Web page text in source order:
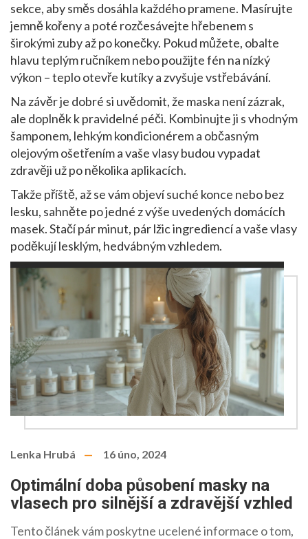
sekce, aby směs dosáhla každého pramene. Masírujte
jemně kořeny a poté rozčesávejte hřebenem s
širokými zuby až po konečky. Pokud můžete, obalte
hlavu teplým ručníkem nebo použijte fén na nízký
výkon – teplo otevře kutíky a zvyšuje vstřebávání.
Na závěr je dobré si uvědomit, že maska není zázrak,
ale doplněk k pravidelné péči. Kombinujte ji s vhodným
šamponem, lehkým kondicionérem a občasným
olejovým ošetřením a vaše vlasy budou vypadat
zdravěji už po několika aplikacích.
Takže příště, až se vám objeví suché konce nebo bez
lesku, sahněte po jedné z výše uvedených domácích
masek. Stačí pár minut, pár lžic ingrediencí a vaše vlasy
poděkují lesklým, hedvábným vzhledem.
Lenka Hrubá 16 úno, 2024
Optimální doba působení masky na
vlasech pro silnější a zdravější vzhled
Tento článek vám poskytne ucelené informace o tom,